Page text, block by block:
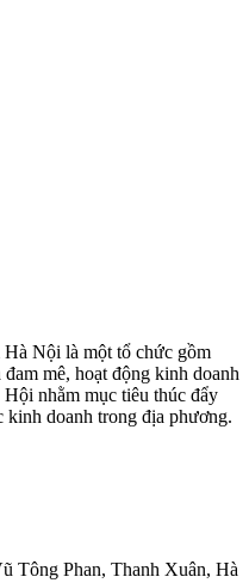
Nội là một tổ chức gồm
mê, hoạt động kinh doanh
nhằm mục tiêu thúc đẩy
kinh doanh trong địa phương.
Tông Phan, Thanh Xuân, Hà